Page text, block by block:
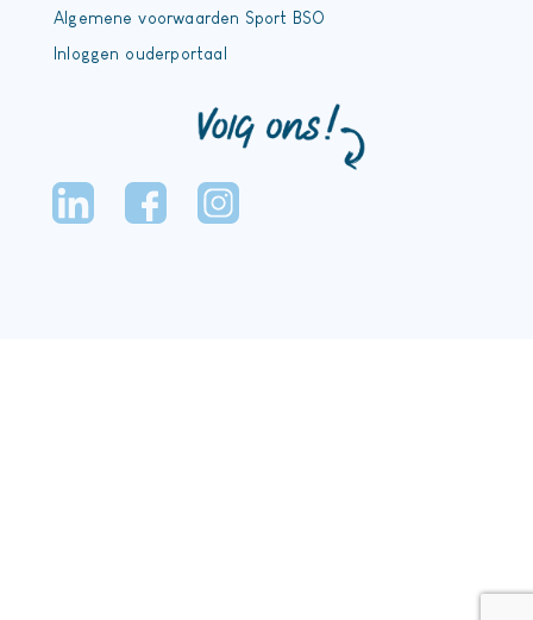
Algemene voorwaarden Sport BSO
Inloggen ouderportaal